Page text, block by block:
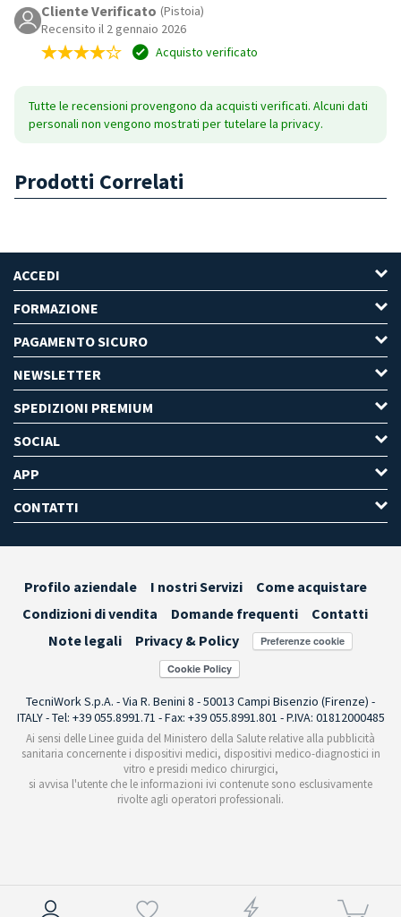
Cliente Verificato (Pistoia)
Recensito il 2 gennaio 2026
Acquisto verificato
Tutte le recensioni provengono da acquisti verificati. Alcuni dati
personali non vengono mostrati per tutelare la privacy.
Prodotti Correlati
ACCEDI
FORMAZIONE
PAGAMENTO SICURO
NEWSLETTER
SPEDIZIONI PREMIUM
SOCIAL
APP
CONTATTI
Profilo aziendale I nostri Servizi
Come acquistare
Condizioni di vendita
Domande frequenti
Contatti
Note legali
Privacy & Policy Preferenze cookie
TecniWork S.p.A. - Via R. Benini 8 - 50013 Campi Bisenzio (Firenze) -
ITALY - Tel: +39 055.8991.71 - Fax: +39 055.8991.801 - P.IVA: 01812000485
Ai sensi delle Linee guida del Ministero della Salute relative alla pubblicità
sanitaria concernente i dispositivi medici, dispositivi medico-diagnostici in
vitro e presidi medico chirurgici,
si avvisa l'utente che le informazioni ivi contenute sono esclusivamente
rivolte agli operatori professionali.